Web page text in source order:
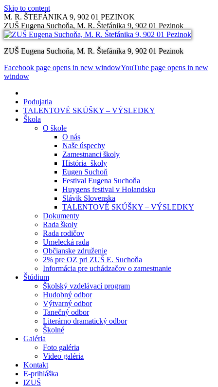
Skip to content
M. R. ŠTEFÁNIKA 9, 902 01 PEZINOK
ZUŠ Eugena Suchoňa, M. R. Štefánika 9, 902 01 Pezinok
ZUŠ Eugena Suchoňa, M. R. Štefánika 9, 902 01 Pezinok
Facebook page opens in new windowYouTube page opens in new
window
Podujatia
TALENTOVÉ SKÚŠKY – VÝSLEDKY
Škola
O škole
O nás
Naše úspechy
Zamestnanci školy
História školy
Eugen Suchoň
Festival Eugena Suchoňa
Huygens festival v Holandsku
Slávik Slovenska
TALENTOVÉ SKÚŠKY – VÝSLEDKY
Dokumenty
Rada školy
Rada rodičov
Umelecká rada
Občianske združenie
2% pre OZ pri ZUŠ E. Suchoňa
Informácia pre uchádzačov o zamestnanie
Štúdium
Školský vzdelávací program
Hudobný odbor
Výtvarný odbor
Tanečný odbor
Literárno dramatický odbor
Školné
Galéria
Foto galéria
Video galéria
Kontakt
E-prihláška
IZUŠ